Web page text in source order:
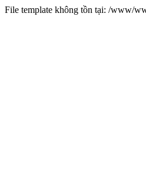
File template không tồn tại: /www/